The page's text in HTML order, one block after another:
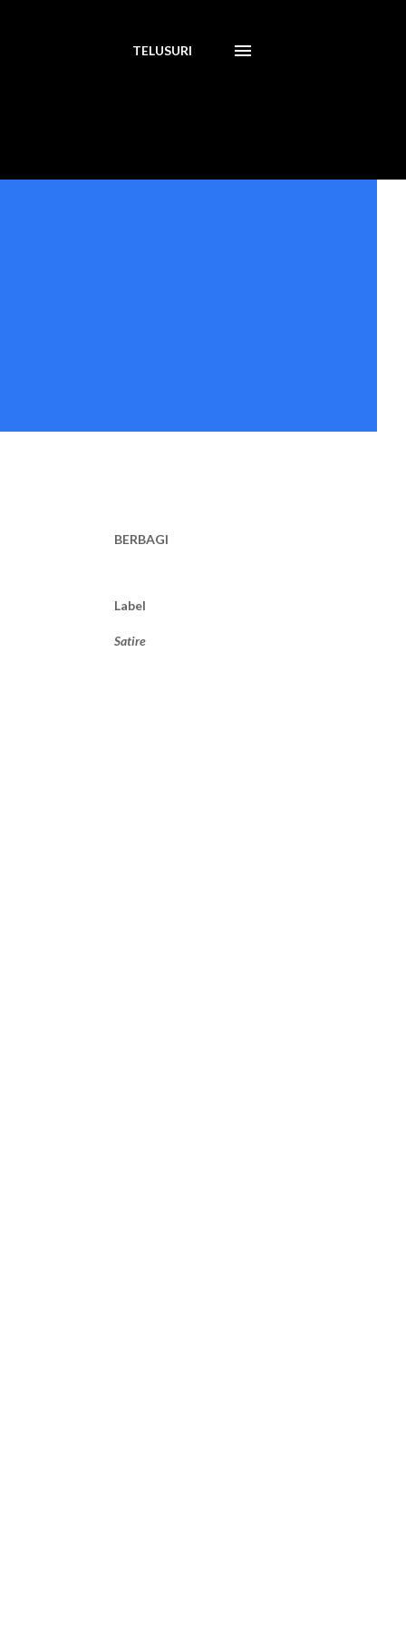
TELUSURI
BERBAGI
Label
Satire